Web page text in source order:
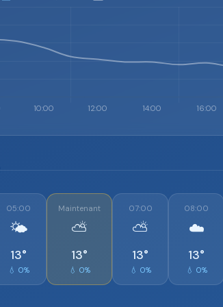
05:00
🌤️
13°
💧 0%
Maintenant
⛅
13°
💧 0%
07:00
⛅
13°
💧 0%
08:00
☁️
13°
💧 0%